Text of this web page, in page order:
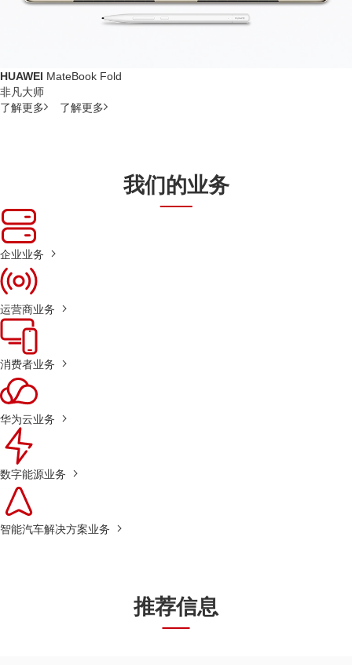
HUAWEI MateBook Fold
非凡大师
了解更多
了解更多
我们的业务
企业业务
运营商业务
消费者业务
华为云业务
数字能源业务
智能汽车解决方案业务
推荐信息